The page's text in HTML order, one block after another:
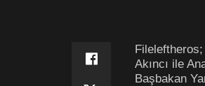
Akıncı ile
Başbakan